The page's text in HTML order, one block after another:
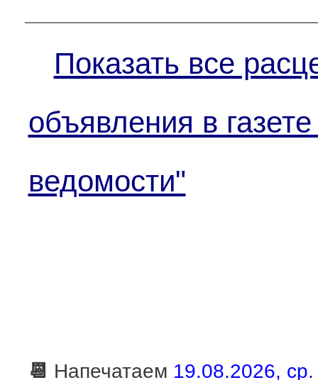
Показать все
объявления в
ведомости"
📆 Напечатаем 19.08.2026, ср.